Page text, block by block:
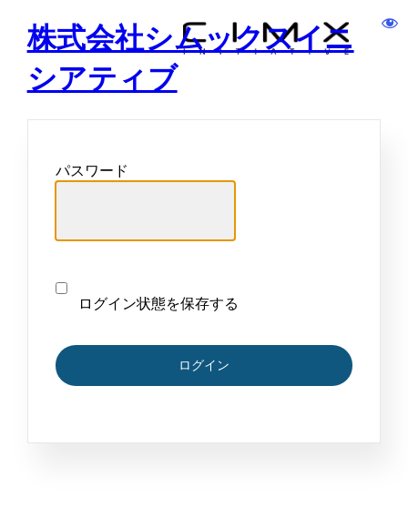
株式会社シムックスイニ
シアティブ
パスワード
ログイン状態を保存する